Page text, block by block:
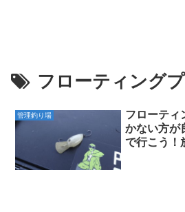
フローティング
管理釣り場
フローティ
かない方が
で行こう！